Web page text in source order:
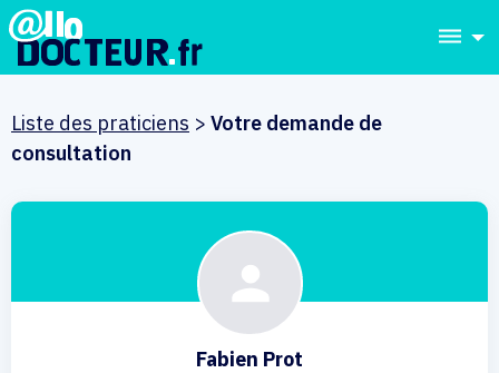
dehaze
Liste des praticiens > Votre demande de
consultation
Fabien Prot